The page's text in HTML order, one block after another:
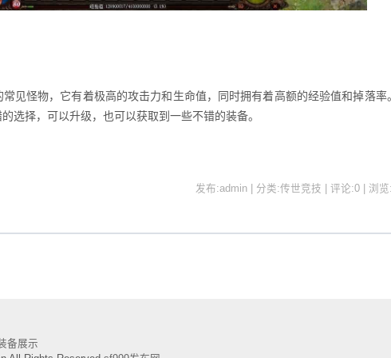
怪物，它有着极高的攻击力和生命值，同时拥有着高额的经验值和掉落率。
选择，可以升级，也可以获取到一些不错的装备。
发布:admin | 分类:传世竞技 | 评论:0 | 浏览:
备展示